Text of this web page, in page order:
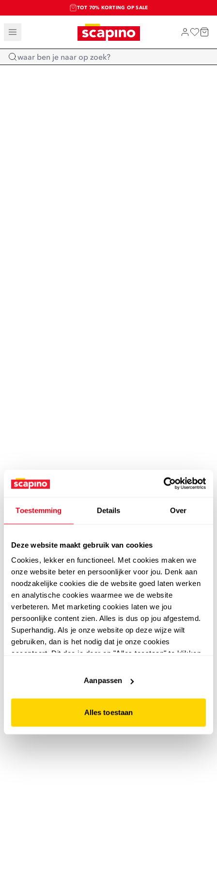
Toestemming Details Over
Deze website maakt gebruik van cookies
Cookies, lekker en functioneel. Met cookies maken we
onze website beter en persoonlijker voor jou. Denk aan
noodzakelijke cookies die de website goed laten werken
en analytische cookies waarmee we de website
verbeteren. Met marketing cookies laten we jou
persoonlijke content zien. Alles is dus op jou afgestemd.
Superhandig. Als je onze website op deze wijze wilt
gebruiken, dan is het nodig dat je onze cookies
accepteert. Dit doe je door op "Alles toestaan" te klikken.
website niet optimaal functioneert.
Aanpassen
Alles toestaan
TOT 70% KORTING OP SALE
SALE: LAATSTE KANS!
SHOP NIEUW
Home